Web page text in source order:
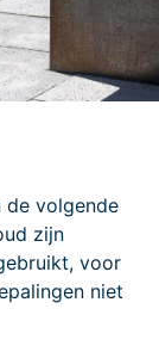
de volgende
zijn
voor
niet